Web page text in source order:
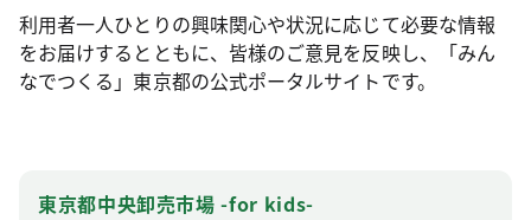
利用者一人ひとりの興味関心や状況に応じて必要な情報
をお届けするとともに、皆様のご意見を反映し、「みん
なでつくる」東京都の公式ポータルサイトです。
東京都中央卸売市場 -for kids-